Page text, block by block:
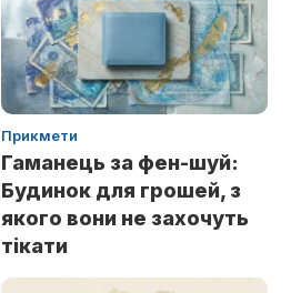
Прикмети
Гаманець за фен-шуй:
Будинок для грошей, з
якого вони не захочуть
тікати